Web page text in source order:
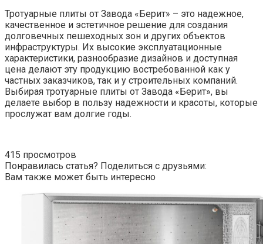
Тротуарные плиты от Завода «Берит» – это надежное,
качественное и эстетичное решение для создания
долговечных пешеходных зон и других объектов
инфраструктуры. Их высокие эксплуатационные
характеристики, разнообразие дизайнов и доступная
цена делают эту продукцию востребованной как у
частных заказчиков, так и у строительных компаний.
Выбирая тротуарные плиты от Завода «Берит», вы
делаете выбор в пользу надежности и красоты, которые
прослужат вам долгие годы.
415 просмотров
Понравилась статья? Поделиться с друзьями:
Вам также может быть интересно